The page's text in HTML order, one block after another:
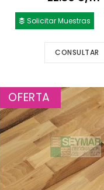
Solicitar Muestras
CONSULTAR
OFERTA